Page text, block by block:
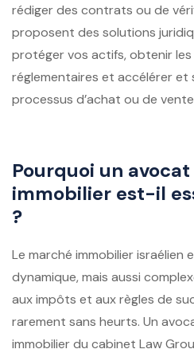
rédiger des contrats ou de
proposent des solutions
protéger vos actifs, obtenir
réglementaires et accélérer et
processus d’achat ou de vente
Pourquoi un
immobilier est-il
?
Le marché immobilier israélien
dynamique, mais aussi
aux impôts et aux règles de
rarement sans heurts. Un
immobilier du cabinet Law